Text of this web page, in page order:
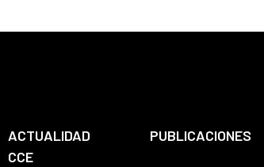
ACTUALIDAD
PUBLICACIONES
CCE